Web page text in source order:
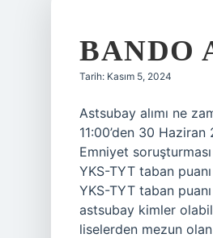
BANDO
Tarih: Kasım 5, 2024
Astsubay alımı ne
11:00’den 30
Emniyet
YKS-TYT taban
YKS-TYT taban
astsubay kimler
liselerden mezun